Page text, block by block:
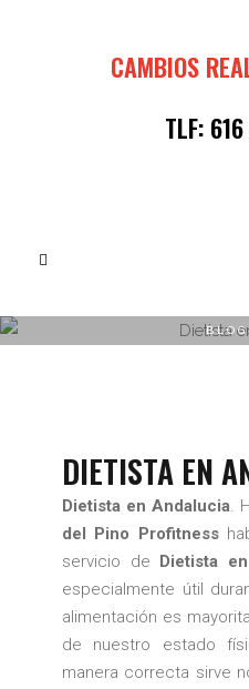
CAMBIOS
TLF:
BLOG
DIETISTA EN
Dietista en Andalucia.
del Pino Profitness
servicio de Dietista
especialmente útil
alimentación es
de nuestro estado
manera correcta sirve